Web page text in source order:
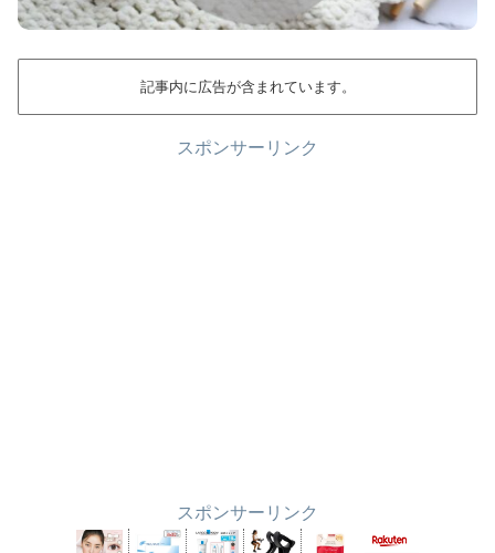
記事内に広告が含まれています。
スポンサーリンク
スポンサーリンク